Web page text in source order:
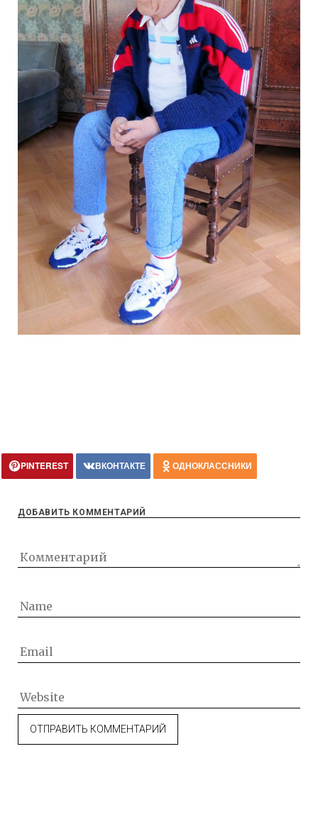
PINTEREST ВКОНТАКТЕ ОДНОКЛАССНИКИ
ДОБАВИТЬ КОММЕНТАРИЙ